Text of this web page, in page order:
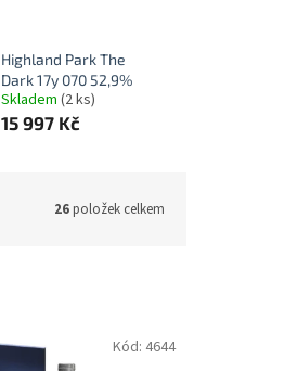
Highland Park The
Dark 17y 070 52,9%
Skladem (2 ks)
15 997 Kč
26položek celkem
Kód: 4644